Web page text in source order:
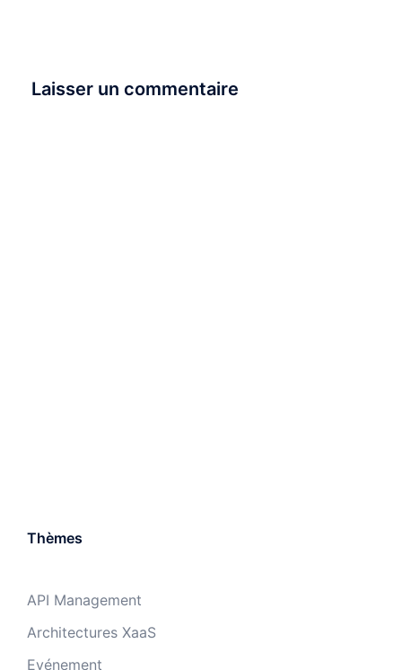
Laisser un commentaire
Thèmes
API Management
Architectures XaaS
Evénement